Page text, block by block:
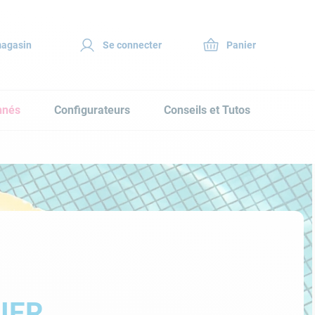
Se connecter
Configurateurs Conseils et Tutos